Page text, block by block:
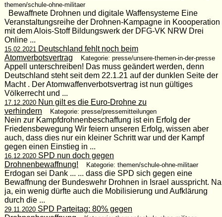
themen/schule-ohne-militaer
Bewaffnete Drohnen und digitale Waffensysteme Eine
Veranstaltungsreihe der Drohnen-Kampagne in Koooperation
mit dem Alois-Stoff Bildungswerk der DFG-VK NRW Drei
Online ...
15.02.2021 Deutschland fehlt noch beim
Atomverbotsvertrag
Kategorie: presse/unsere-themen-in-der-presse
Appell unterschreiben! Das muss geändert werden, denn
Deutschland steht seit dem 22.1.21 auf der dunklen Seite der
Macht . Der Atomwaffenverbotsvertrag ist nun gültiges
Völkerrecht und ...
17.12.2020Nun gilt es die Euro-Drohne zu
verhindern
Kategorie: presse/pressemitteilungen
Nein zur Kampfdrohnenbeschaffung ist ein Erfolg der
Friedensbewegung Wir feiern unseren Erfolg, wissen aber
auch, dass dies nur ein kleiner Schritt war und der Kampf
gegen einen Einstieg in ...
16.12.2020SPD nun doch gegen
Drohnenbewaffnung!
Kategorie: themen/schule-ohne-militaer
Erdogan sei Dank ... ... dass die SPD sich gegen eine
Bewaffnung der Bundeswehr Drohnen in Israel ausspricht. Na
ja, ein wenig dürfte auch die Mobilisierung und Aufklärung
durch die ...
29.11.2020SPD Parteitag: 80% gegen